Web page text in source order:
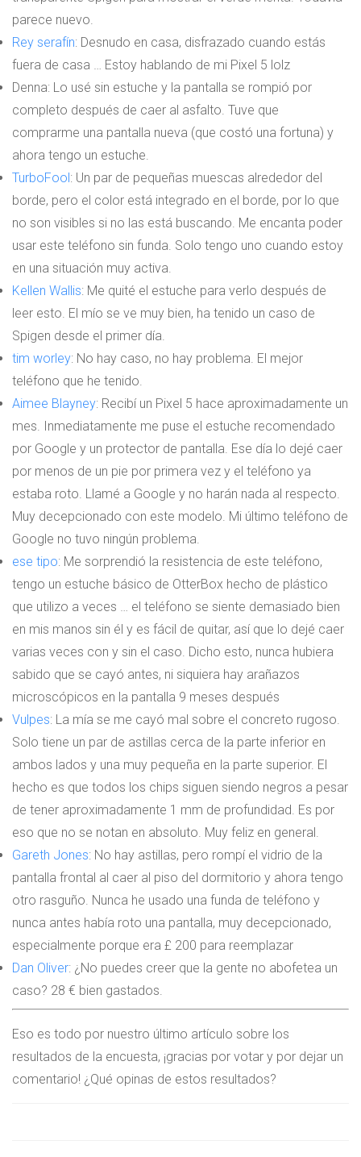
parece nuevo.
Rey serafín: Desnudo en casa, disfrazado cuando estás
fuera de casa … Estoy hablando de mi Pixel 5 lolz
Denna: Lo usé sin estuche y la pantalla se rompió por
completo después de caer al asfalto. Tuve que
comprarme una pantalla nueva (que costó una fortuna) y
ahora tengo un estuche.
TurboFool : Un par de pequeñas muescas alrededor del
borde, pero el color está integrado en el borde, por lo que
no son visibles si no las está buscando. Me encanta poder
usar este teléfono sin funda. Solo tengo uno cuando estoy
en una situación muy activa.
Kellen Wallis: Me quité el estuche para verlo después de
leer esto. El mío se ve muy bien, ha tenido un caso de
Spigen desde el primer día.
tim worley: No hay caso, no hay problema. El mejor
teléfono que he tenido.
Aimee Blayney: Recibí un Pixel 5 hace aproximadamente un
mes. Inmediatamente me puse el estuche recomendado
por Google y un protector de pantalla. Ese día lo dejé caer
por menos de un pie por primera vez y el teléfono ya
estaba roto. Llamé a Google y no harán nada al respecto.
Muy decepcionado con este modelo. Mi último teléfono de
Google no tuvo ningún problema.
ese tipo: Me sorprendió la resistencia de este teléfono,
tengo un estuche básico de OtterBox hecho de plástico
que utilizo a veces … el teléfono se siente demasiado bien
en mis manos sin él y es fácil de quitar, así que lo dejé caer
varias veces con y sin el caso. Dicho esto, nunca hubiera
sabido que se cayó antes, ni siquiera hay arañazos
microscópicos en la pantalla 9 meses después
Vulpes: La mía se me cayó mal sobre el concreto rugoso.
Solo tiene un par de astillas cerca de la parte inferior en
ambos lados y una muy pequeña en la parte superior. El
hecho es que todos los chips siguen siendo negros a pesar
de tener aproximadamente 1 mm de profundidad. Es por
eso que no se notan en absoluto. Muy feliz en general.
Gareth Jones: No hay astillas, pero rompí el vidrio de la
pantalla frontal al caer al piso del dormitorio y ahora tengo
otro rasguño. Nunca he usado una funda de teléfono y
nunca antes había roto una pantalla, muy decepcionado,
especialmente porque era £ 200 para reemplazar
Dan Oliver: ¿No puedes creer que la gente no abofetea un
caso? 28 € bien gastados.
Eso es todo por nuestro último artículo sobre los
resultados de la encuesta, ¡gracias por votar y por dejar un
comentario! ¿Qué opinas de estos resultados?